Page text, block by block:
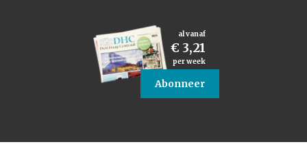
al vanaf
€ 3,21
per week
Abonneer